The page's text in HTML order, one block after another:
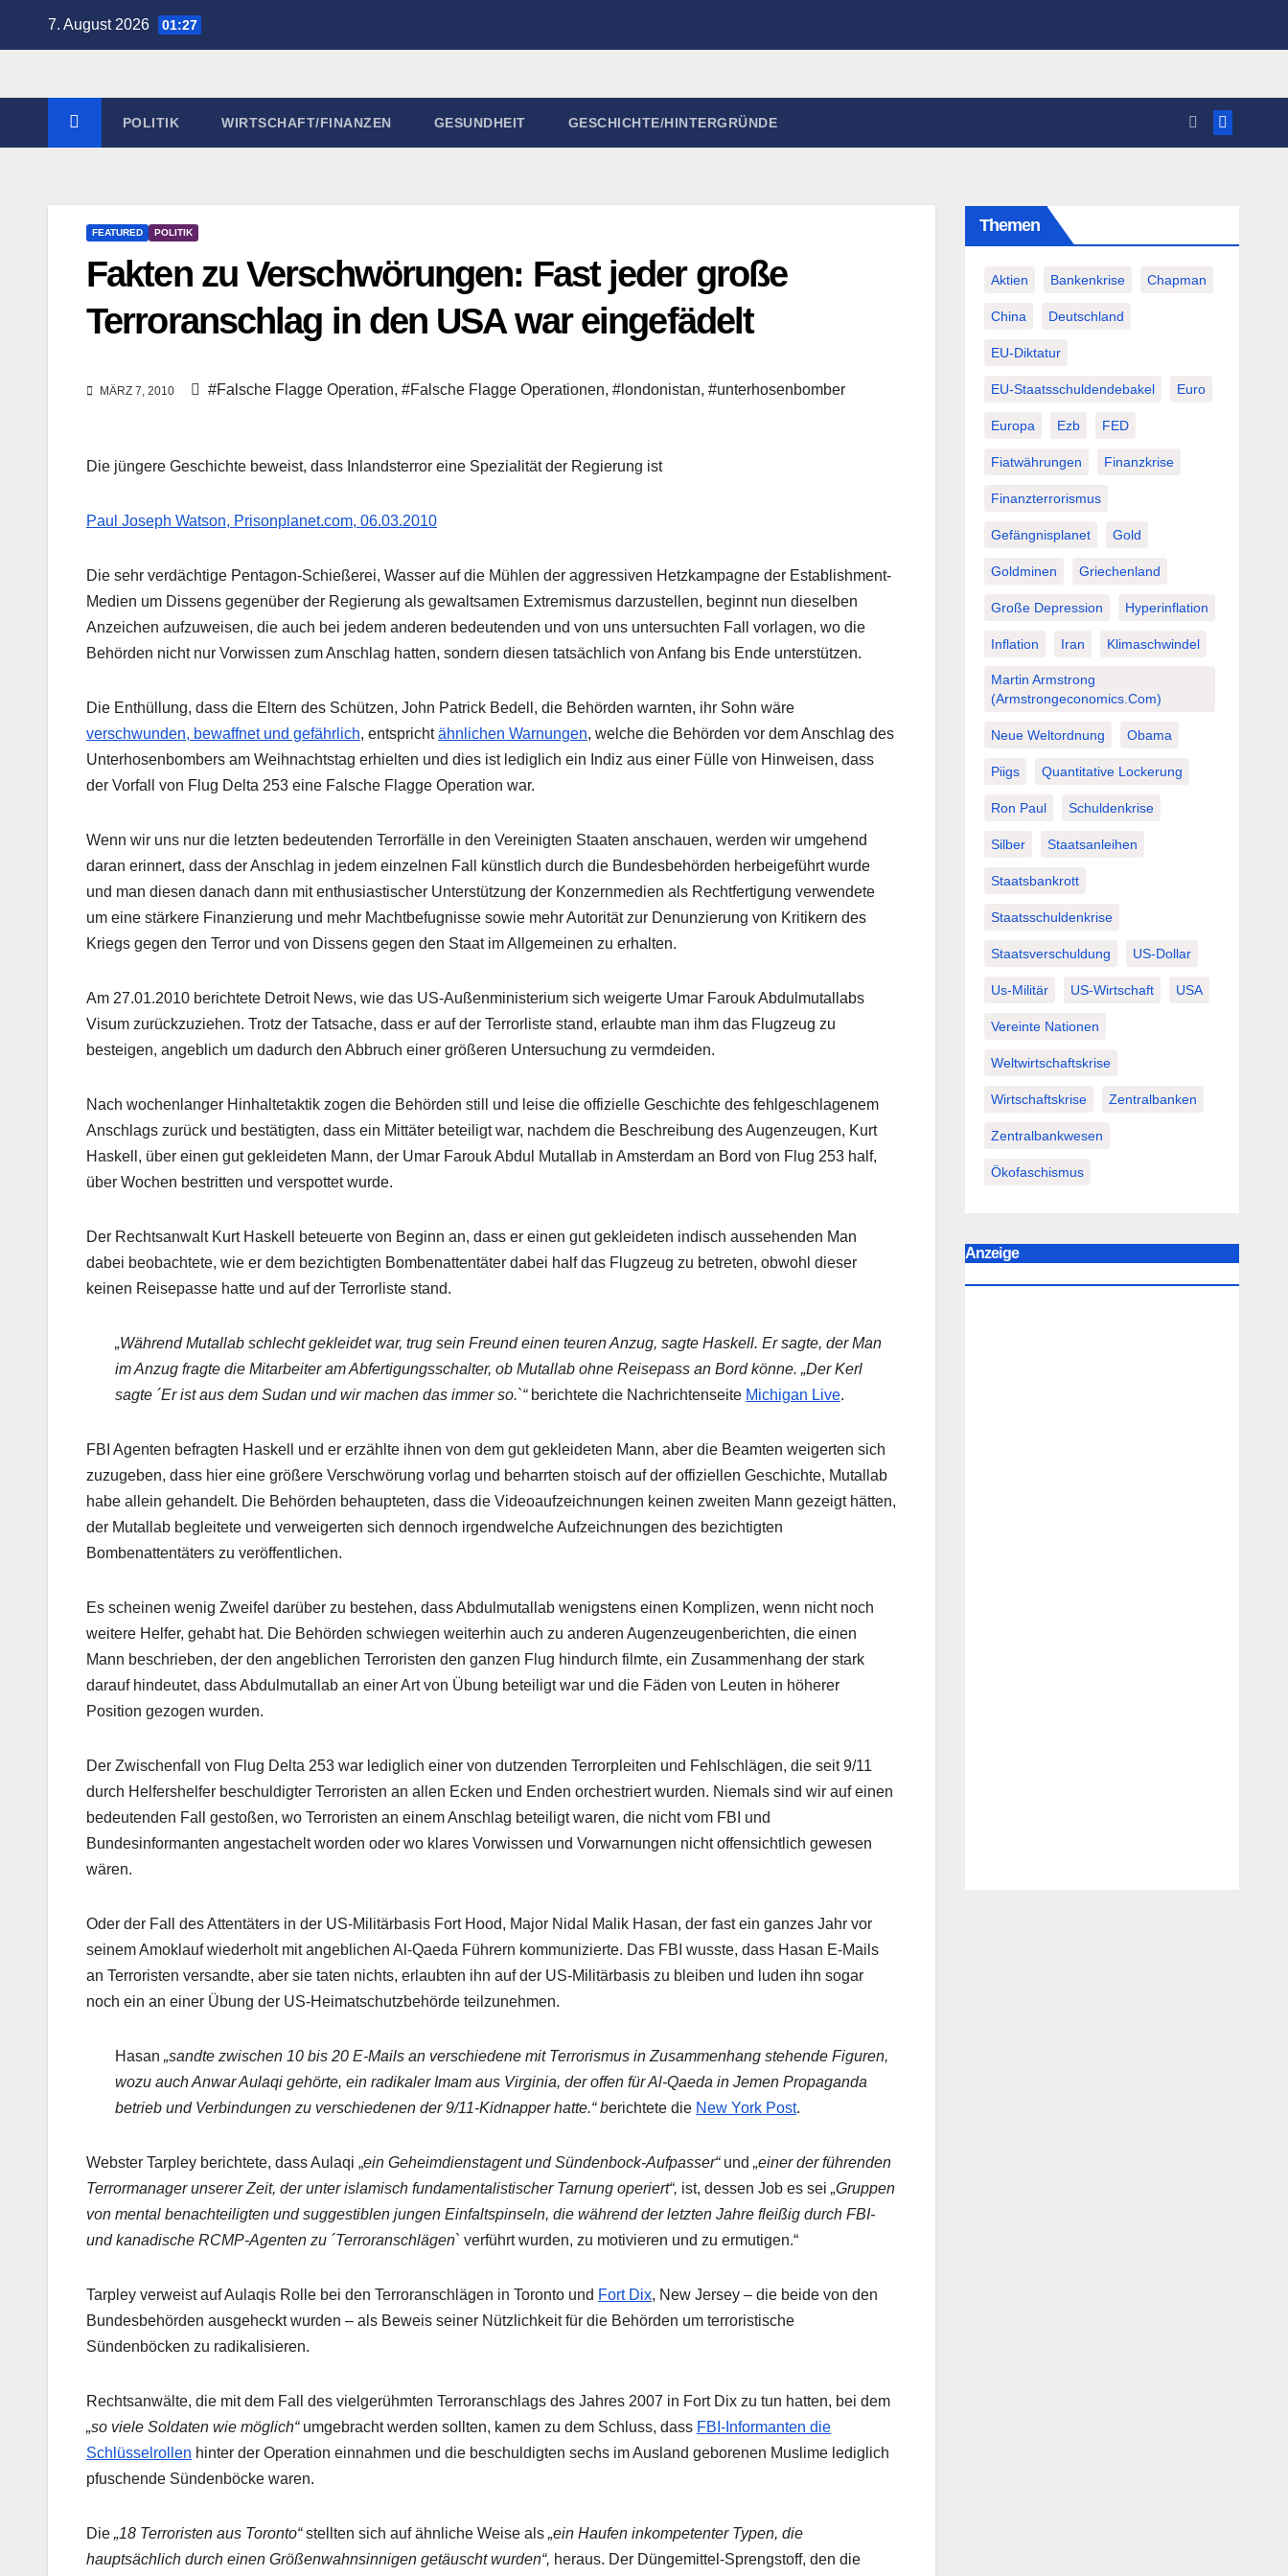
7. August 2026 01:27
POLITIK WIRTSCHAFT/FINANZEN GESUNDHEIT GESCHICHTE/HINTERGRÜNDE
FEATURED POLITIK
Fakten zu Verschwörungen: Fast jeder große
Terroranschlag in den USA war eingefädelt
MÄRZ 7, 2010 #Falsche Flagge Operation, #Falsche Flagge Operationen, #londonistan, #unterhosenbomber
Die jüngere Geschichte beweist, dass Inlandsterror eine Spezialität der Regierung ist
Paul Joseph Watson, Prisonplanet.com, 06.03.2010
Die sehr verdächtige Pentagon-Schießerei, Wasser auf die Mühlen der aggressiven Hetzkampagne der Establishment-
Medien um Dissens gegenüber der Regierung als gewaltsamen Extremismus darzustellen, beginnt nun dieselben
Anzeichen aufzuweisen, die auch bei jedem anderen bedeutenden und von uns untersuchten Fall vorlagen, wo die
Behörden nicht nur Vorwissen zum Anschlag hatten, sondern diesen tatsächlich von Anfang bis Ende unterstützen.
Die Enthüllung, dass die Eltern des Schützen, John Patrick Bedell, die Behörden warnten, ihr Sohn wäre
verschwunden, bewaffnet und gefährlich, entsprichtähnlichen Warnungen, welche die Behörden vor dem Anschlag des
Unterhosenbombers am Weihnachtstag erhielten und dies ist lediglich ein Indiz aus einer Fülle von Hinweisen, dass
der Vorfall von Flug Delta 253 eine Falsche Flagge Operation war.
Wenn wir uns nur die letzten bedeutenden Terrorfälle in den Vereinigten Staaten anschauen, werden wir umgehend
daran erinnert, dass der Anschlag in jedem einzelnen Fall künstlich durch die Bundesbehörden herbeigeführt wurde
und man diesen danach dann mit enthusiastischer Unterstützung der Konzernmedien als Rechtfertigung verwendete
um eine stärkere Finanzierung und mehr Machtbefugnisse sowie mehr Autorität zur Denunzierung von Kritikern des
Kriegs gegen den Terror und von Dissens gegen den Staat im Allgemeinen zu erhalten.
Am 27.01.2010 berichtete Detroit News, wie das US-Außenministerium sich weigerte Umar Farouk Abdulmutallabs
Visum zurückzuziehen. Trotz der Tatsache, dass er auf der Terrorliste stand, erlaubte man ihm das Flugzeug zu
besteigen, angeblich um dadurch den Abbruch einer größeren Untersuchung zu vermdeiden.
Nach wochenlanger Hinhaltetaktik zogen die Behörden still und leise die offizielle Geschichte des fehlgeschlagenem
Anschlags zurück und bestätigten, dass ein Mittäter beteiligt war, nachdem die Beschreibung des Augenzeugen, Kurt
Haskell, über einen gut gekleideten Mann, der Umar Farouk Abdul Mutallab in Amsterdam an Bord von Flug 253 half,
über Wochen bestritten und verspottet wurde.
Der Rechtsanwalt Kurt Haskell beteuerte von Beginn an, dass er einen gut gekleideten indisch aussehenden Man
dabei beobachtete, wie er dem bezichtigten Bombenattentäter dabei half das Flugzeug zu betreten, obwohl dieser
keinen Reisepasse hatte und auf der Terrorliste stand.
„Während Mutallab schlecht gekleidet war, trug sein Freund einen teuren Anzug, sagte Haskell. Er sagte, der Man
im Anzug fragte die Mitarbeiter am Abfertigungsschalter, ob Mutallab ohne Reisepass an Bord könne. „Der Kerl
sagte ´Er ist aus dem Sudan und wir machen das immer so.`“berichtete die Nachrichtenseite Michigan Live.
FBI Agenten befragten Haskell und er erzählte ihnen von dem gut gekleideten Mann, aber die Beamten weigerten sich
zuzugeben, dass hier eine größere Verschwörung vorlag und beharrten stoisch auf der offiziellen Geschichte, Mutallab
habe allein gehandelt. Die Behörden behaupteten, dass die Videoaufzeichnungen keinen zweiten Mann gezeigt hätten,
der Mutallab begleitete und verweigerten sich dennoch irgendwelche Aufzeichnungen des bezichtigten
Bombenattentäters zu veröffentlichen.
Es scheinen wenig Zweifel darüber zu bestehen, dass Abdulmutallab wenigstens einen Komplizen, wenn nicht noch
weitere Helfer, gehabt hat. Die Behörden schwiegen weiterhin auch zu anderen Augenzeugenberichten, die einen
Mann beschrieben, der den angeblichen Terroristen den ganzen Flug hindurch filmte, ein Zusammenhang der stark
darauf hindeutet, dass Abdulmutallab an einer Art von Übung beteiligt war und die Fäden von Leuten in höherer
Position gezogen wurden.
Der Zwischenfall von Flug Delta 253 war lediglich einer von dutzenden Terrorpleiten und Fehlschlägen, die seit 9/11
durch Helfershelfer beschuldigter Terroristen an allen Ecken und Enden orchestriert wurden. Niemals sind wir auf einen
bedeutenden Fall gestoßen, wo Terroristen an einem Anschlag beteiligt waren, die nicht vom FBI und
Bundesinformanten angestachelt worden oder wo klares Vorwissen und Vorwarnungen nicht offensichtlich gewesen
wären.
Oder der Fall des Attentäters in der US-Militärbasis Fort Hood, Major Nidal Malik Hasan, der fast ein ganzes Jahr vor
seinem Amoklauf wiederholt mit angeblichen Al-Qaeda Führern kommunizierte. Das FBI wusste, dass Hasan E-Mails
an Terroristen versandte, aber sie taten nichts, erlaubten ihn auf der US-Militärbasis zu bleiben und luden ihn sogar
noch ein an einer Übung der US-Heimatschutzbehörde teilzunehmen.
Hasan „sandte zwischen 10 bis 20 E-Mails an verschiedene mit Terrorismus in Zusammenhang stehende Figuren,
wozu auch Anwar Aulaqi gehörte, ein radikaler Imam aus Virginia, der offen für Al-Qaeda in Jemen Propaganda
betrieb und Verbindungen zu verschiedenen der 9/11-Kidnapper hatte.“ berichtete die New York Post.
Webster Tarpley berichtete, dass Aulaqi „ein Geheimdienstagent und Sündenbock-Aufpasser“und „einer der führenden
Terrormanager unserer Zeit, der unter islamisch fundamentalistischer Tarnung operiert“, ist, dessen Job es sei „Gruppen
von mental benachteiligten und suggestiblen jungen Einfaltspinseln, die während der letzten Jahre fleißig durch FBI-
und kanadische RCMP-Agenten zu ´Terroranschlägen` verführt wurden, zu motivieren und zu ermutigen.“
Tarpley verweist auf Aulaqis Rolle bei den Terroranschlägen in Toronto und Fort Dix, New Jersey – die beide von den
Bundesbehörden ausgeheckt wurden – als Beweis seiner Nützlichkeit für die Behörden um terroristische
Sündenböcken zu radikalisieren.
Rechtsanwälte, die mit dem Fall des vielgerühmten Terroranschlags des Jahres 2007 in Fort Dix zu tun hatten, bei dem
„so viele Soldaten wie möglich“umgebracht werden sollten, kamen zu dem Schluss, dass FBI-Informanten die
Schlüsselrollen hinter der Operation einnahmen und die beschuldigten sechs im Ausland geborenen Muslime lediglich
pfuschende Sündenböcke waren.
Die „18 Terroristen aus Toronto“stellten sich auf ähnliche Weise als „ein Haufen inkompetenter Typen, die
hauptsächlich durch einen Größenwahnsinnigen getäuscht wurden“, heraus. Der Düngemittel-Sprengstoff, den die
Themen
Aktien Bankenkrise Chapman
China Deutschland
EU-Diktatur
EU-Staatsschuldendebakel Euro
Europa Ezb FED
Fiatwährungen Finanzkrise
Finanzterrorismus
Gefängnisplanet Gold
Goldminen Griechenland
Große Depression Hyperinflation
Inflation Iran Klimaschwindel
Martin Armstrong
(Armstrongeconomics.com)
Neue Weltordnung Obama
Piigs Quantitative Lockerung
Ron Paul Schuldenkrise
Silber Staatsanleihen
Staatsbankrott
Staatsschuldenkrise
Staatsverschuldung US-Dollar
Us-Militär US-Wirtschaft USA
Vereinte Nationen
Weltwirtschaftskrise
Wirtschaftskrise Zentralbanken
Zentralbankwesen
Ökofaschismus
Anzeige